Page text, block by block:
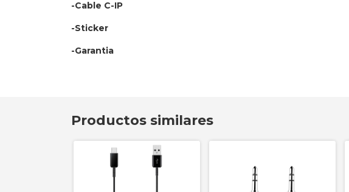
-Cable C-IP
-Sticker
-Garantia
Productos similares